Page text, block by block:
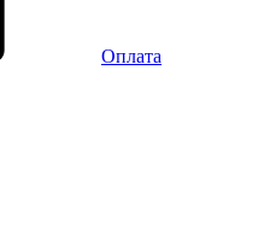
Оплата